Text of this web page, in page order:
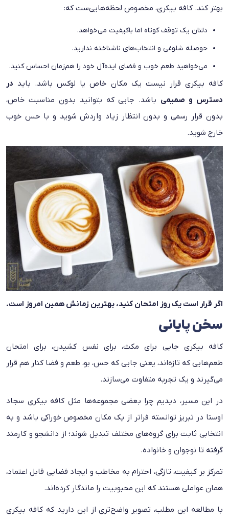
بهتر کند. کافه بیکری، مخصوص لحظه‌هایی‌ست که:
دلتان یک توقف کوتاه اما باکیفیت می‌خواهد.
حوصله شلوغی و انتخاب‌های ناشناخته ندارید.
می‌خواهید طعم خوب و فضای ایده‌آل خود را هم‌زمان احساس کنید.
کافه بیکری قرار نیست یک مکان خاص یا لوکس باشد. باید در
دسترس و صمیمی باشد. جایی که بتوانید بدون مناسبت خاص،
بدون قرار رسمی و بدون انتظار زیاد واردش شوید و با حس خوب
خارج شوید.
اگر قرار است یک روز امتحان کنید، بهترین زمانش همین امروز است.
سخن پایانی
کافه بیکری جایی برای مکث، برای نفس کشیدن، برای امتحان
طعم‌هایی که تازه‌اند، یعنی جایی که حس، بو، طعم و فضا کنار هم قرار
می‌گیرند و یک تجربه‌ متفاوت می‌سازند.
در این مسیر، دیدیم چرا بعضی مجموعه‌ها مثل کافه بیکری سجاد
اوستا در تبریز توانسته فراتر از یک مکان مخصوص خوراکی باشد و به
انتخابی ثابت برای گروه‌های مختلف تبدیل شوند؛ از دانشجو و کارمند
گرفته تا نوجوان و خانواده.
تمرکز بر کیفیت، تازگی، احترام به مخاطب و ایجاد فضایی قابل اعتماد،
همان عواملی هستند که این محبوبیت را ماندگار کرده‌اند.
با مطالعه این مطلب، تصویر واضح‌تری از این دارید که کافه بیکری